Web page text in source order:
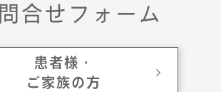
問合せフォーム
患者様・
ご家族の方